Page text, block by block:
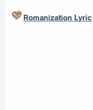
Romanization Lyric